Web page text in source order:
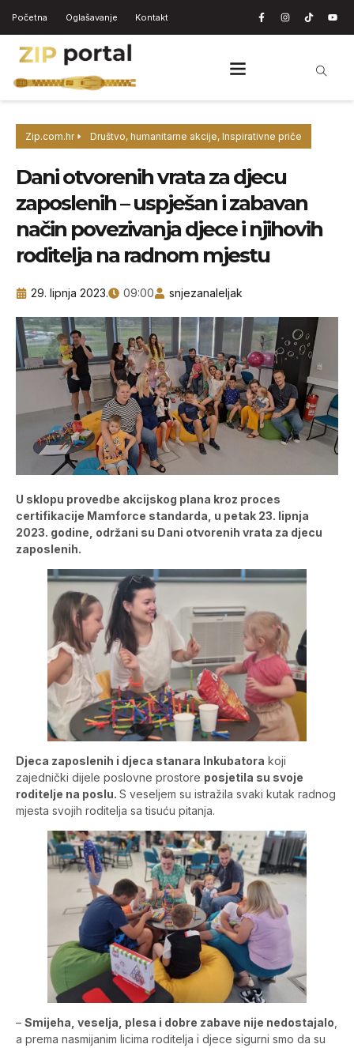
Početna Oglašavanje Kontakt
Zip.com.hr Društvo, humanitarne akcije, Inspirativne priče
Dani otvorenih vrata za djecu
zaposlenih – uspješan i zabavan
način povezivanja djece i njihovih
roditelja na radnom mjestu
29. lipnja 2023. 09:00 snjezanaleljak
U sklopu provedbe akcijskog plana kroz proces
certifikacije Mamforce standarda, u petak 23. lipnja
2023. godine, održani su Dani otvorenih vrata za djecu
zaposlenih.
Djeca zaposlenih i djeca stanara Inkubatora koji
zajednički dijele poslovne prostore posjetila su svoje
roditelje na poslu. S veseljem su istražila svaki kutak radnog
mjesta svojih roditelja sa tisuću pitanja.
– Smijeha, veselja, plesa i dobre zabave nije nedostajalo
a prema nasmijanim licima roditelja i djece sigurni smo da su